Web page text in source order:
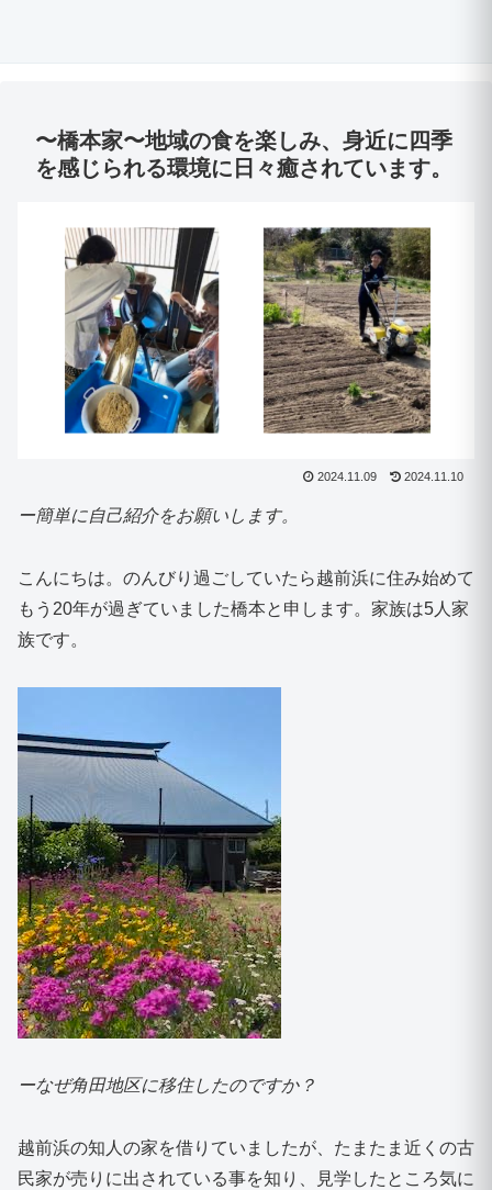
〜橋本家〜地域の食を楽しみ、身近に四季
を感じられる環境に日々癒されています。
2024.11.09 2024.11.10
ー簡単に自己紹介をお願いします。
こんにちは。のんびり過ごしていたら越前浜に住み始めて
もう20年が過ぎていました橋本と申します。家族は5人家
族です。
ーなぜ角田地区に移住したのですか？
越前浜の知人の家を借りていましたが、たまたま近くの古
民家が売りに出されている事を知り、見学したところ気に